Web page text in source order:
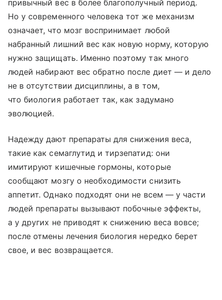
привычный вес в более благополучный период.
Но у современного человека тот же механизм
означает, что мозг воспринимает любой
набранный лишний вес как новую норму, которую
нужно защищать. Именно поэтому так много
людей набирают вес обратно после диет — и дело
не в отсутствии дисциплины, а в том,
что биология работает так, как задумано
эволюцией.
Надежду дают препараты для снижения веса,
такие как семаглутид и тирзепатид: они
имитируют кишечные гормоны, которые
сообщают мозгу о необходимости снизить
аппетит. Однако подходят они не всем — у части
людей препараты вызывают побочные эффекты,
а у других не приводят к снижению веса вовсе;
после отмены лечения биология нередко берет
свое, и вес возвращается.